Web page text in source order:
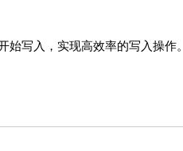
写入，实现高效率的写入操作。